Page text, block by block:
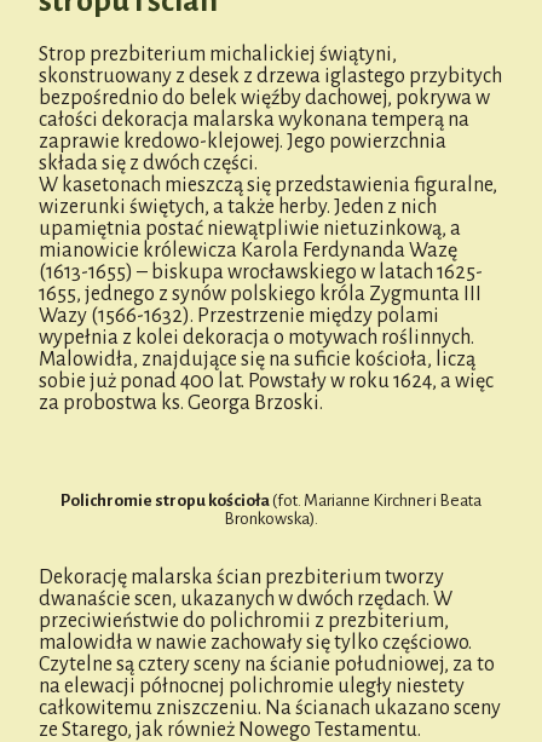
Strop prezbiterium michalickiej świątyni,
skonstruowany z desek z drzewa iglastego przybitych
bezpośrednio do belek więźby dachowej, pokrywa w
całości dekoracja malarska wykonana temperą na
zaprawie kredowo-klejowej. Jego powierzchnia
składa się z dwóch części.
W kasetonach mieszczą się przedstawienia figuralne,
wizerunki świętych, a także herby. Jeden z nich
upamiętnia postać niewątpliwie nietuzinkową, a
mianowicie królewicza Karola Ferdynanda Wazę
(1613-1655) – biskupa wrocławskiego w latach 1625-
1655, jednego z synów polskiego króla Zygmunta III
Wazy (1566-1632). Przestrzenie między polami
wypełnia z kolei dekoracja o motywach roślinnych.
Malowidła, znajdujące się na suficie kościoła, liczą
sobie już ponad 400 lat. Powstały w roku 1624, a więc
za probostwa ks. Georga Brzoski.
Polichromie stropu kościoła(fot. Marianne Kirchner i Beata
Bronkowska).
Dekorację malarska ścian prezbiterium tworzy
dwanaście scen, ukazanych w dwóch rzędach. W
przeciwieństwie do polichromii z prezbiterium,
malowidła w nawie zachowały się tylko częściowo.
Czytelne są cztery sceny na ścianie południowej, za to
na elewacji północnej polichromie uległy niestety
całkowitemu zniszczeniu. Na ścianach ukazano sceny
ze Starego, jak również Nowego Testamentu.